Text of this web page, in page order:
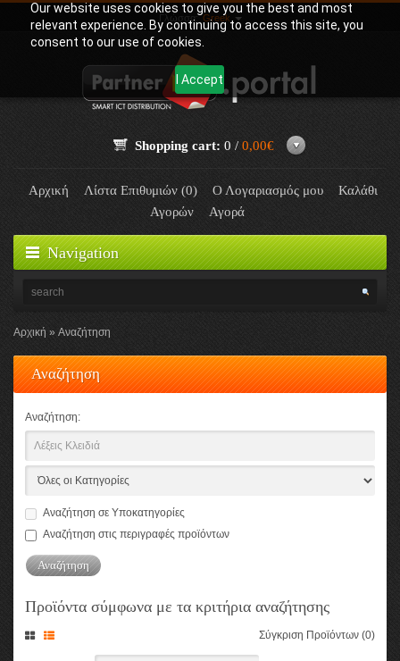
Our website uses cookies to give you the best and most
relevant experience. By continuing to access this site, you
consent to our use of cookies.
I Accept
Γλώσσα:Greek
Shopping cart: 0 / 0,00€
Αρχική Λίστα Επιθυμιών (0) Ο Λογαριασμός μου
Καλάθι
Αγορών
Αγορά
Navigation
Αρχική Αναζήτηση
Αναζήτηση
Αναζήτηση:
Αναζήτηση σε Υποκατηγορίες
Αναζήτηση στις περιγραφές προϊόντων
Προϊόντα σύμφωνα με τα κριτήρια αναζήτησης
Σύγκριση Προϊόντων (0)